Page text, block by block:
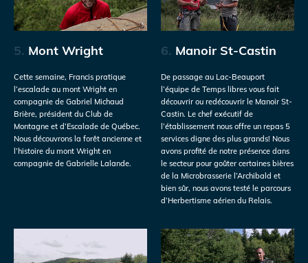
5. Mont Wright
Cette semaine, Francis pratique
l’escalade au mont Wright en
compagnie de Gabriel Michaud
Brière, président du Club de
Montagne et d’Escalade de Québec.
Nous découvrons la forêt ancienne et
l’histoire du mont Wright en
compagnie de Gabrielle Lalande.
6. Manoir St-Castin
De passage au Lac-Beauport
l’équipe de Temps libres vous fait
découvrir ou redécouvrir le Manoir St-
Castin. Le chef exécutif de
l’établissement nous offre un repas 5
services digne des plus grands! Nous
avons profité de notre présence dans
le secteur pour goûter certaines bières
de la Microbrasserie l’Archibald et
bien sûr, nous avons testé le parcours
d’Herbertisme aérien du Relais.